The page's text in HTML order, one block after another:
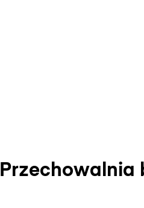
Przechowalnia